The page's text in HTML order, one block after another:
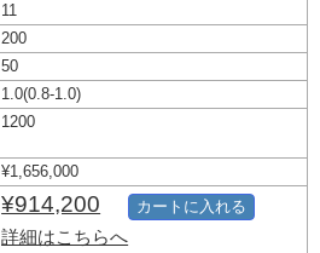
11
200
50
1.0(0.8-1.0)
1200
¥1,656,000
¥914,200
詳細はこちらへ
カートに入れる